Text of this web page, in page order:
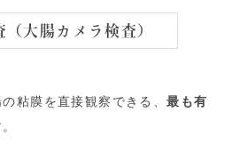
大腸カメラ検査）
粘膜を直接観察できる、最も有